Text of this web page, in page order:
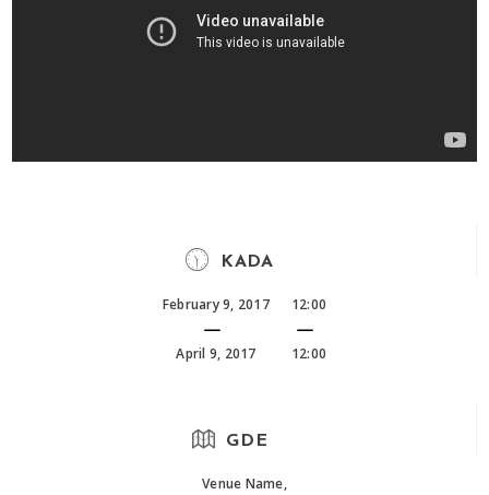
KADA
February 9, 2017
April 9, 2017
12:00
12:00
GDE
Venue Name,